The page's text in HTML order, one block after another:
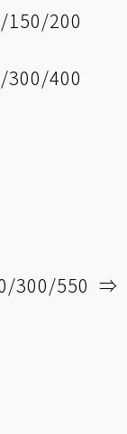
150/200
300/400
300/550 ⇒